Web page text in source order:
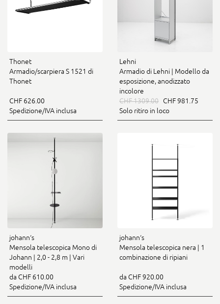
Thonet
Armadio/scarpiera S 1521 di
Thonet
CHF 626.00
Spedizione/IVA inclusa
Lehni
Armadio di Lehni | Modello da
esposizione, anodizzato
incolore
CHF 1309.00 CHF 981.75
Solo ritiro in loco
johann‘s
Mensola telescopica Mono di
Johann | 2,0 - 2,8 m | Vari
modelli
da CHF 610.00
Spedizione/IVA inclusa
johann‘s
Mensola telescopica nera | 1
combinazione di ripiani
da CHF 920.00
Spedizione/IVA inclusa